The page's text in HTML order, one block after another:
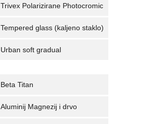
Trivex Polarizirane Photocromic
Tempered glass (kaljeno staklo)
Urban soft gradual
Beta Titan
Aluminij Magnezij i drvo